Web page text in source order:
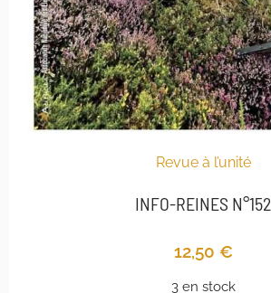
Revue à l’unité
INFO-REINES N°152
12,50 €
3 en stock